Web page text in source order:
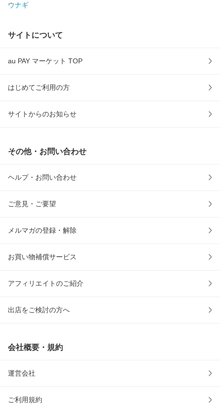
ウナギ
サイトについて
au PAY マーケット TOP
はじめてご利用の方
サイトからのお知らせ
その他・お問い合わせ
ヘルプ・お問い合わせ
ご意見・ご要望
メルマガの登録・解除
お買い物補償サービス
アフィリエイトのご紹介
出店をご検討の方へ
会社概要・規約
運営会社
ご利用規約